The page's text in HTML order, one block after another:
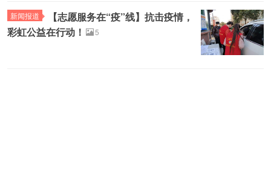
新闻报道
【志愿服务在“疫”线】抗击疫情，
彩虹公益在行动！
5